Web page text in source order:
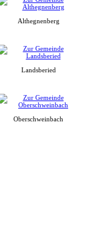
Althegnenberg
Landsberied
Oberschweinbach